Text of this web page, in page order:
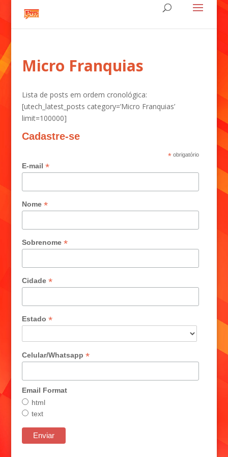
Micro Franquias
Lista de posts em ordem cronológica:
[utech_latest_posts category=’Micro Franquias’
limit=100000]
Cadastre-se
*obrigatório
E-mail *
Nome *
Sobrenome *
Cidade *
Estado *
Celular/Whatsapp *
Email Format
html
text